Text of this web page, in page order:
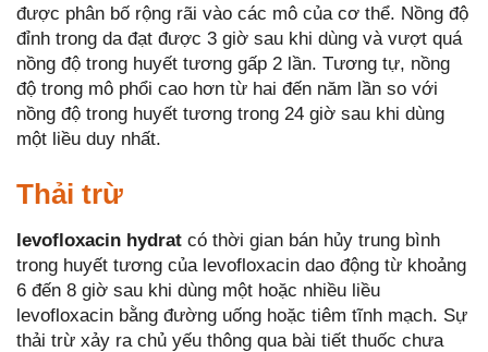
được phân bố rộng rãi vào các mô của cơ thể. Nồng độ
đỉnh trong da đạt được 3 giờ sau khi dùng và vượt quá
nồng độ trong huyết tương gấp 2 lần. Tương tự, nồng
độ trong mô phổi cao hơn từ hai đến năm lần so với
nồng độ trong huyết tương trong 24 giờ sau khi dùng
một liều duy nhất.
Thải trừ
levofloxacin hydrat có thời gian bán hủy trung bình
trong huyết tương của levofloxacin dao động từ khoảng
6 đến 8 giờ sau khi dùng một hoặc nhiều liều
levofloxacin bằng đường uống hoặc tiêm tĩnh mạch. Sự
thải trừ xảy ra chủ yếu thông qua bài tiết thuốc chưa